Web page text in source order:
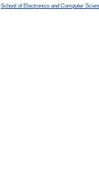
School of Electronics and Computer